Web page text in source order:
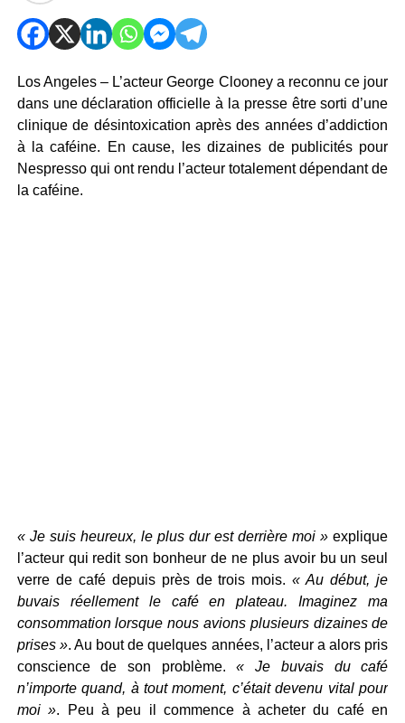
Los Angeles – L’acteur George Clooney a reconnu ce jour
dans une déclaration officielle à la presse être sorti d’une
clinique de désintoxication après des années d’addiction
à la caféine. En cause, les dizaines de publicités pour
Nespresso qui ont rendu l’acteur totalement dépendant de
la caféine.
« Je suis heureux, le plus dur est derrière moi » explique
l’acteur qui redit son bonheur de ne plus avoir bu un seul
verre de café depuis près de trois mois.« Au début, je
buvais réellement le café en plateau. Imaginez ma
consommation lorsque nous avions plusieurs dizaines de
prises ». Au bout de quelques années, l’acteur a alors pris
conscience de son problème.« Je buvais du café
n’importe quand, à tout moment, c’était devenu vital pour
moi ». Peu à peu il commence à acheter du café en